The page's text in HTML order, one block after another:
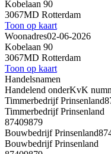
Kobelaan 90
3067MD Rotterdam
Toon op kaart
Woonadres02-06-2026
Kobelaan 90
3067MD Rotterdam
Toon op kaart
Handelsnamen
Handelend onderKvK
Timmerbedrijf Prinsenland
Timmerbedrijf Prinsenland
87409879
Bouwbedrijf Prinsenland
Bouwbedrijf Prinsenland